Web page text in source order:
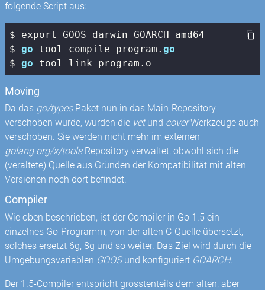
folgende Script aus:
$ export GOOS=darwin GOARCH=amd64
$ go tool compile program.go
$ go tool link program.o
Moving
Da das go/typesPaket nun in das Main-Repository
verschoben wurde, wurden die vetund coverWerkzeuge auch
verschoben. Sie werden nicht mehr im externen
golang.org/x/toolsRepository verwaltet, obwohl sich die
(veraltete) Quelle aus Gründen der Kompatibilität mit alten
Versionen noch dort befindet.
Compiler
Wie oben beschrieben, ist der Compiler in Go 1.5 ein
einzelnes Go-Programm, von der alten C-Quelle übersetzt,
solches ersetzt 6g, 8g und so weiter. Das Ziel wird durch die
Umgebungsvariablen GOOSund konfiguriert GOARCH.
Der 1.5-Compiler entspricht grösstenteils dem alten, aber